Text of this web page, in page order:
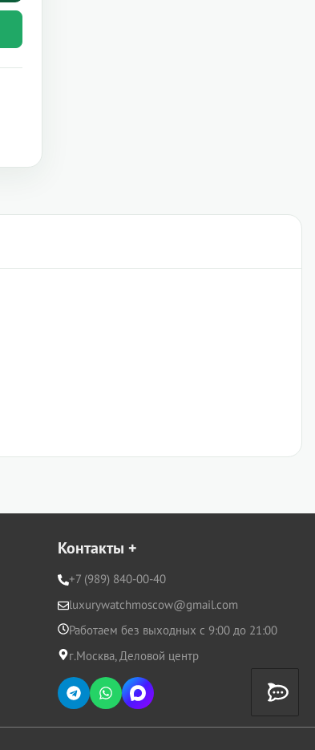
Контакты +
+7 (989) 840-00-40
luxurywatchmoscow@gmail.com
Работаем без выходных с 9:00 до 21:00
г.Москва, Деловой центр